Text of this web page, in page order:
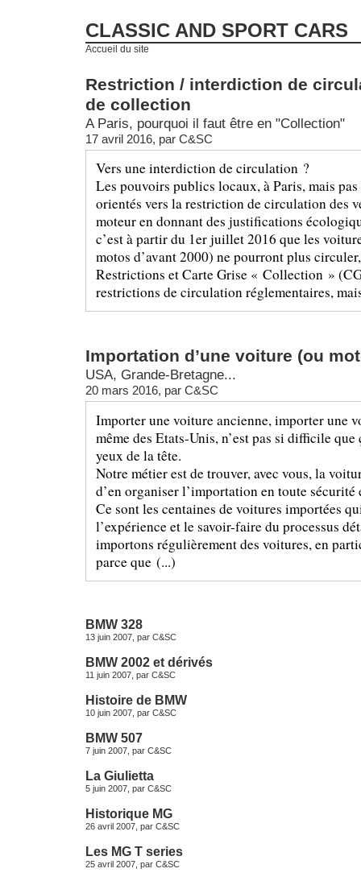
CLASSIC AND SPORT CARS
Accueil du site
Restriction / interdiction de
de collection
A Paris, pourquoi il faut être en "Collection"
17 avril 2016, par C&SC
Vers une interdiction de circulation ?
Les pouvoirs publics locaux, à Paris, mais pas
orientés vers la restriction de circulation des
moteur en donnant des justifications
c’est à partir du 1er juillet 2016 que les
motos d’avant 2000) ne pourront plus
Restrictions et Carte Grise « Collection »
restrictions de circulation réglementaires,
Importation d’une voiture (ou
USA, Grande-Bretagne...
20 mars 2016, par C&SC
Importer une voiture ancienne, importer une
même des Etats-Unis, n’est pas si difficile que
yeux de la tête.
Notre métier est de trouver, avec vous, la
d’en organiser l’importation en toute
Ce sont les centaines de voitures importées
l’expérience et le savoir-faire du processus
importons régulièrement des voitures, en
parce que (...)
BMW 328
13 juin 2007, par C&SC
BMW 2002 et dérivés
11 juin 2007, par C&SC
Histoire de BMW
10 juin 2007, par C&SC
BMW 507
7 juin 2007, par C&SC
La Giulietta
5 juin 2007, par C&SC
Historique MG
26 avril 2007, par C&SC
Les MG T series
25 avril 2007, par C&SC